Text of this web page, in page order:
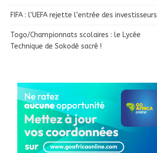
FIFA : l’UEFA rejette l’entrée des investisseurs
Togo/Championnats scolaires : le Lycée
Technique de Sokodé sacré !